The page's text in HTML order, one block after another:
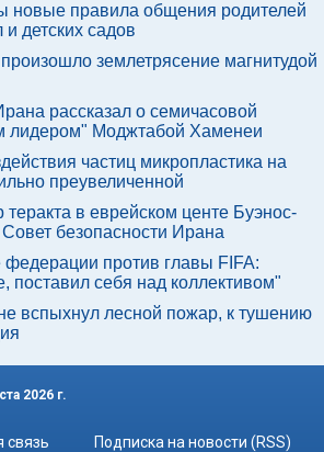
новые правила общения родителей
детских садов
землетрясение магнитудой
рассказал о семичасовой
лидером" Моджтабой Хаменеи
частиц микропластика на
преувеличенной
теракта в еврейском центе Буэнос-
безопасности Ирана
против главы FIFA:
поставил себя над коллективом"
вспыхнул лесной пожар, к тушению
2026 г.
связь
Подписка на новости (RSS)